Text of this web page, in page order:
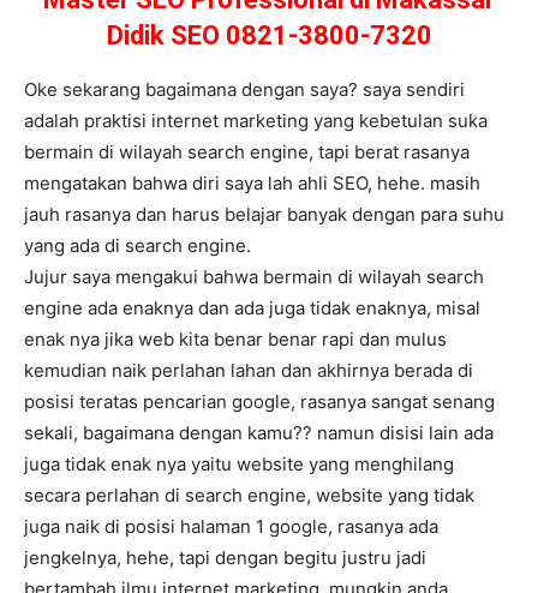
Didik SEO 0821-3800-7320
Oke sekarang bagaimana dengan saya? saya sendiri
adalah praktisi internet marketing yang kebetulan suka
bermain di wilayah search engine, tapi berat rasanya
mengatakan bahwa diri saya lah ahli SEO, hehe. masih
jauh rasanya dan harus belajar banyak dengan para suhu
yang ada di search engine.
Jujur saya mengakui bahwa bermain di wilayah search
engine ada enaknya dan ada juga tidak enaknya, misal
enak nya jika web kita benar benar rapi dan mulus
kemudian naik perlahan lahan dan akhirnya berada di
posisi teratas pencarian google, rasanya sangat senang
sekali, bagaimana dengan kamu?? namun disisi lain ada
juga tidak enak nya yaitu website yang menghilang
secara perlahan di search engine, website yang tidak
juga naik di posisi halaman 1 google, rasanya ada
jengkelnya, hehe, tapi dengan begitu justru jadi